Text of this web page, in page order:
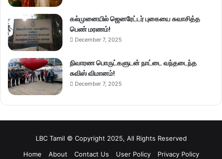
கல்முனையில் ஜெனரேட்டர் புகையை சுவாசித்த
பெண் மரணம்!
December 7, 2025
நிவாரண பொருட்களுடன் நாட்டை வந்தடைந்த
சுவிஸ் விமானம்!
December 7, 2025
LBC Tamil © Copyright 2025, All Rights Reserved
Home
About Contact Us User Policy Privacy Policy